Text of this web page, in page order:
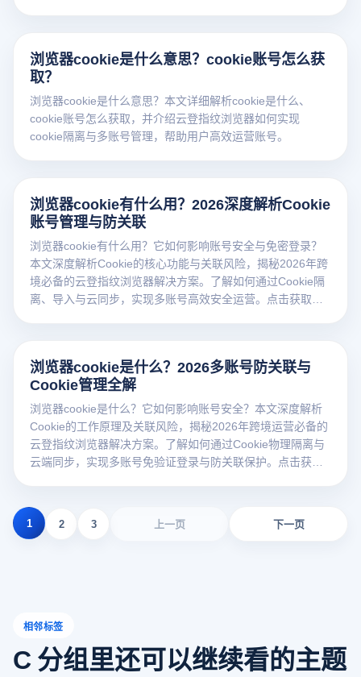
浏览器cookie是什么意思？cookie账号怎么获
取？
浏览器cookie是什么意思？本文详细解析cookie是什么、
cookie账号怎么获取，并介绍云登指纹浏览器如何实现
cookie隔离与多账号管理，帮助用户高效运营账号。
浏览器cookie有什么用？2026深度解析Cookie
账号管理与防关联
浏览器cookie有什么用？它如何影响账号安全与免密登录？
本文深度解析Cookie的核心功能与关联风险，揭秘2026年跨
境必备的云登指纹浏览器解决方案。了解如何通过Cookie隔
离、导入与云同步，实现多账号高效安全运营。点击获取干
浏览器cookie是什么？2026多账号防关联与
Cookie管理全解
浏览器cookie是什么？它如何影响账号安全？本文深度解析
Cookie的工作原理及关联风险，揭秘2026年跨境运营必备的
云登指纹浏览器解决方案。了解如何通过Cookie物理隔离与
云端同步，实现多账号免验证登录与防关联保护。点击获取
上一页
1 2 3 下一页
相邻标签
C 分组里还可以继续看的主题